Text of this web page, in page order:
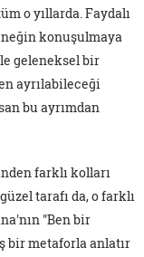
o yıllarda. Faydalı
konuşulmaya
geleneksel bir
ayrılabileceği
bu ayrımdan
farklı kolları
tarafı da, o farklı
"Ben bir
bir metaforla anlatır